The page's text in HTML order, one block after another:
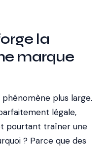
la
marque
plus large.
légale,
pourtant traîner une
? Parce que des